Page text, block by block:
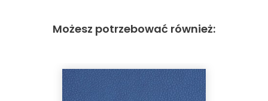
Możesz potrzebować również: